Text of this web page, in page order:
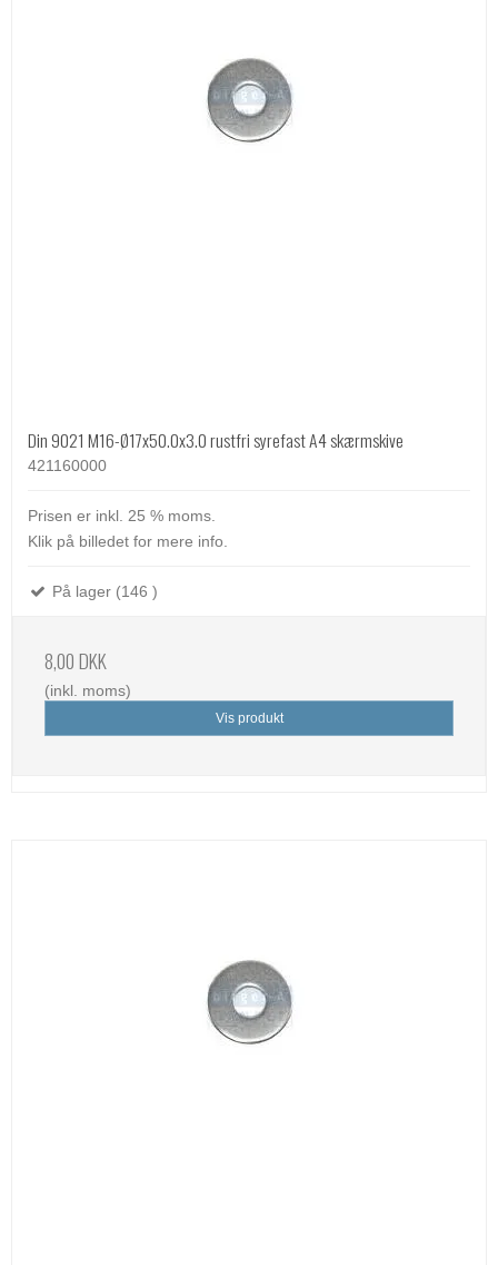
Din 9021 M16-Ø17x50.0x3.0 rustfri syrefast A4 skærmskive
421160000
Prisen er inkl. 25 % moms.
Klik på billedet for mere info.
På lager (146 )
8,00 DKK
(inkl. moms)
Vis produkt